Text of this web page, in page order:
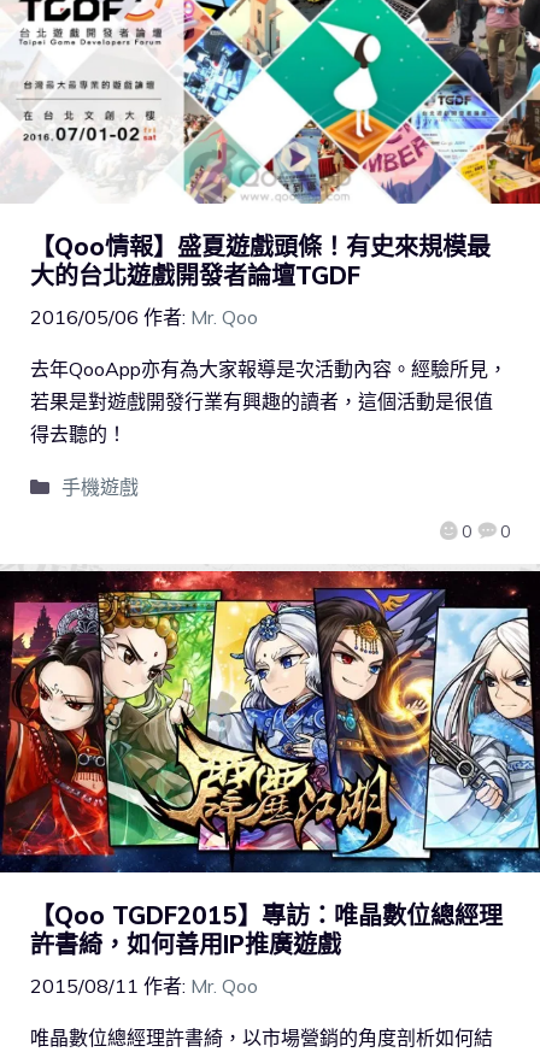
【Qoo情報】盛夏遊戲頭條！有史來規模最
大的台北遊戲開發者論壇TGDF
2016/05/06 作者: Mr. Qoo
0 0
去年QooApp亦有為大家報導是次活動內容。經驗所見，
若果是對遊戲開發行業有興趣的讀者，這個活動是很值
得去聽的！
手機遊戲
【Qoo TGDF2015】專訪：唯晶數位總經理
許書綺，如何善用IP推廣遊戲
2015/08/11 作者: Mr. Qoo
唯晶數位總經理許書綺，以市場營銷的角度剖析如何結